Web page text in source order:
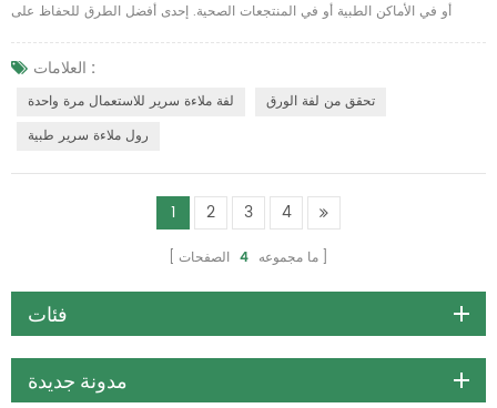
أو في الأماكن الطبية أو في المنتجعات الصحية. إحدى أفضل الطرق للحفاظ على
النظافة مع تبسيط الروتين اليومي هي استخدام لفة ملاءة سرير للاستعمال مرة واحدة.
توفر هذه الحلول العملية غطاءً صحيًا وسهل الاستخدام للأسرة والأسطح الأخرى، مما
يساعدك في الحفاظ على بيئة نظيفة ومنعشة دون متاعب الغسيل والتعقيم المتكرر.
العلامات :
لفة ملاءة سرير للاستعمال مرة واحدة
تحقق من لفة الورق
رول ملاءة سرير طبية
1 2 3 4
ما مجموعه 4 الصفحات
فئات
مدونة جديدة